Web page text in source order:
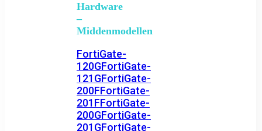
Hardware
–
Middenmodellen
FortiGate-
120GFortiGate-
121GFortiGate-
200FFortiGate-
201FFortiGate-
200GFortiGate-
201GFortiGate-